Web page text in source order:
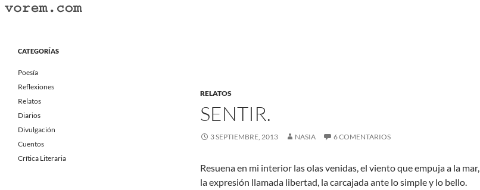
Saltar
RELATOS
SENTIR.
3 SEPTIEMBRE, 2013 NASIA 6 COMENTARIOS
Resuena en mi interior las olas venidas, el viento que empuja a la mar,
la expresión llamada libertad, la carcajada ante lo simple y lo bello.
Portal Literario Independiente
CATEGORÍAS
Poesía
Reflexiones
Relatos
Diarios
Divulgación
Cuentos
Crítica Literaria